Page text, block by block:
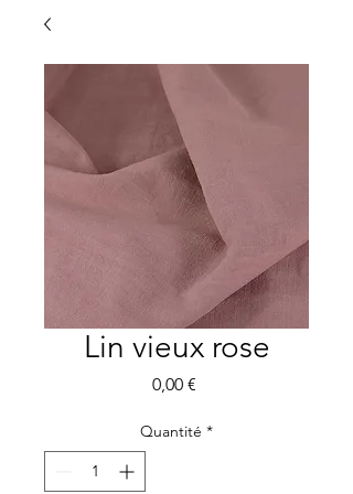
Lin vieux rose
0,00 €Prix
Quantité *